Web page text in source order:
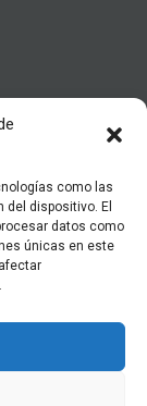
como las
dispositivo. El
datos como
únicas en este